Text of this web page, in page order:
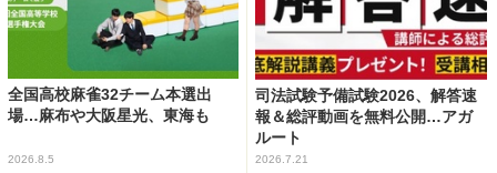
全国高校麻雀32チーム本選出
場…麻布や大阪星光、東海も
2026.8.5
司法試験予備試験2026、解答速
報＆総評動画を無料公開…アガ
ルート
2026.7.21